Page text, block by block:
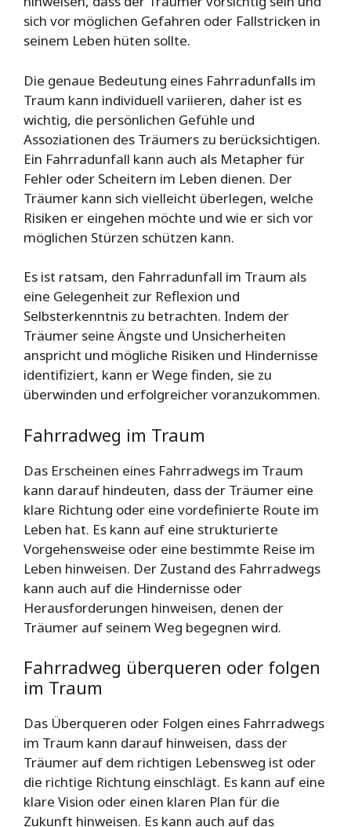
sich vor möglichen Gefahren oder Fallstricken in
seinem Leben hüten sollte.
Die genaue Bedeutung eines Fahrradunfalls im
Traum kann individuell variieren, daher ist es
wichtig, die persönlichen Gefühle und
Assoziationen des Träumers zu berücksichtigen.
Ein Fahrradunfall kann auch als Metapher für
Fehler oder Scheitern im Leben dienen. Der
Träumer kann sich vielleicht überlegen, welche
Risiken er eingehen möchte und wie er sich vor
möglichen Stürzen schützen kann.
Es ist ratsam, den Fahrradunfall im Traum als
eine Gelegenheit zur Reflexion und
Selbsterkenntnis zu betrachten. Indem der
Träumer seine Ängste und Unsicherheiten
anspricht und mögliche Risiken und Hindernisse
identifiziert, kann er Wege finden, sie zu
überwinden und erfolgreicher voranzukommen.
Fahrradweg im Traum
Das Erscheinen eines Fahrradwegs im Traum
kann darauf hindeuten, dass der Träumer eine
klare Richtung oder eine vordefinierte Route im
Leben hat. Es kann auf eine strukturierte
Vorgehensweise oder eine bestimmte Reise im
Leben hinweisen. Der Zustand des Fahrradwegs
kann auch auf die Hindernisse oder
Herausforderungen hinweisen, denen der
Träumer auf seinem Weg begegnen wird.
Fahrradweg überqueren oder folgen
im Traum
Das Überqueren oder Folgen eines Fahrradwegs
im Traum kann darauf hinweisen, dass der
Träumer auf dem richtigen Lebensweg ist oder
die richtige Richtung einschlägt. Es kann auf eine
klare Vision oder einen klaren Plan für die
Zukunft hinweisen. Es kann auch auf das